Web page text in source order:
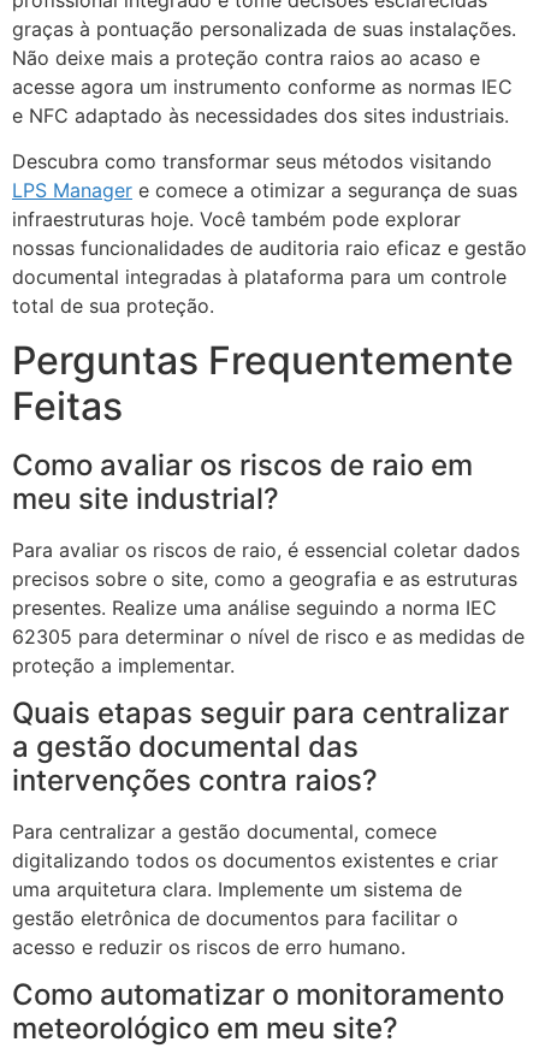
graças à pontuação personalizada de suas instalações.
Não deixe mais a proteção contra raios ao acaso e
acesse agora um instrumento conforme as normas IEC
e NFC adaptado às necessidades dos sites industriais.
Descubra como transformar seus métodos visitando
LPS Manager e comece a otimizar a segurança de suas
infraestruturas hoje. Você também pode explorar
nossas funcionalidades de auditoria raio eficaz e gestão
documental integradas à plataforma para um controle
total de sua proteção.
Perguntas Frequentemente
Feitas
Como avaliar os riscos de raio em
meu site industrial?
Para avaliar os riscos de raio, é essencial coletar dados
precisos sobre o site, como a geografia e as estruturas
presentes. Realize uma análise seguindo a norma IEC
62305 para determinar o nível de risco e as medidas de
proteção a implementar.
Quais etapas seguir para centralizar
a gestão documental das
intervenções contra raios?
Para centralizar a gestão documental, comece
digitalizando todos os documentos existentes e criar
uma arquitetura clara. Implemente um sistema de
gestão eletrônica de documentos para facilitar o
acesso e reduzir os riscos de erro humano.
Como automatizar o monitoramento
meteorológico em meu site?